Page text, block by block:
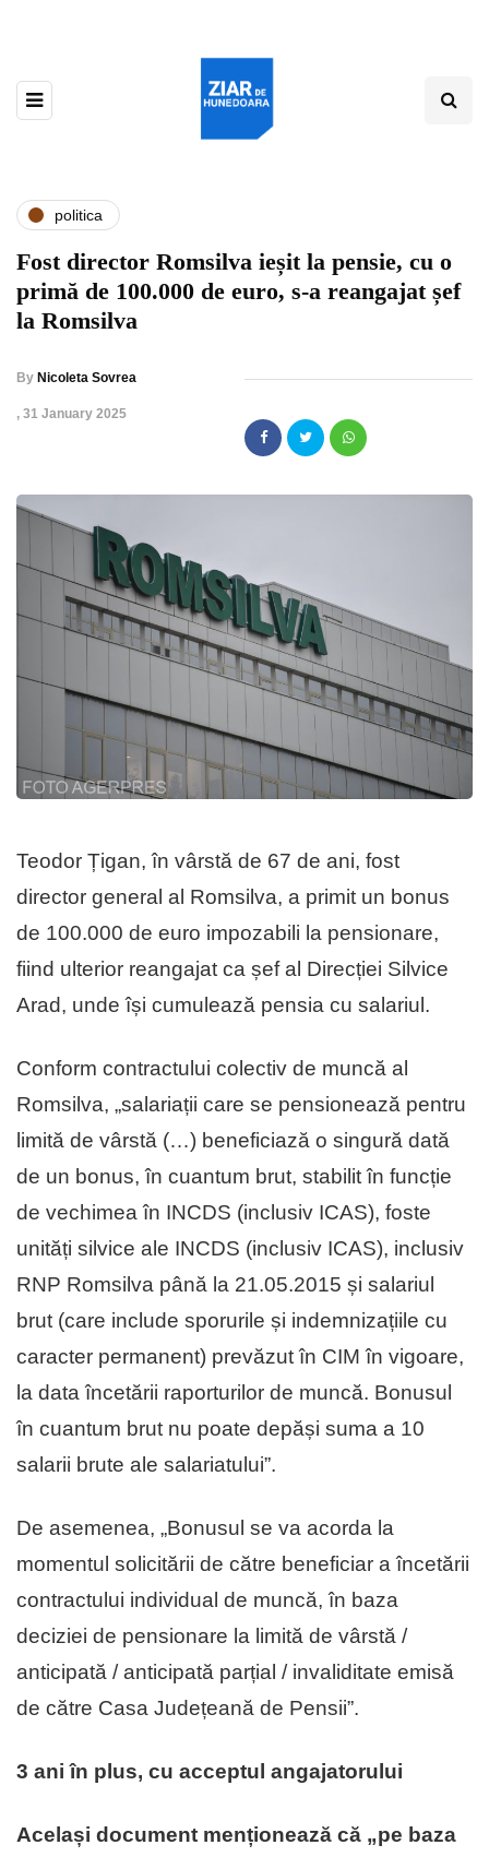
politica
Fost director Romsilva ieșit la pensie, cu o
primă de 100.000 de euro, s-a reangajat șef
la Romsilva
By Nicoleta Sovrea
, 31 January 2025
Teodor Țigan, în vârstă de 67 de ani, fost
director general al Romsilva, a primit un bonus
de 100.000 de euro impozabili la pensionare,
fiind ulterior reangajat ca șef al Direcției Silvice
Arad, unde își cumulează pensia cu salariul.
Conform contractului colectiv de muncă al
Romsilva, „salariații care se pensionează pentru
limită de vârstă (…) beneficiază o singură dată
de un bonus, în cuantum brut, stabilit în funcție
de vechimea în INCDS (inclusiv ICAS), foste
unități silvice ale INCDS (inclusiv ICAS), inclusiv
RNP Romsilva până la 21.05.2015 și salariul
brut (care include sporurile și indemnizațiile cu
caracter permanent) prevăzut în CIM în vigoare,
la data încetării raporturilor de muncă. Bonusul
în cuantum brut nu poate depăși suma a 10
salarii brute ale salariatului”.
De asemenea, „Bonusul se va acorda la
momentul solicitării de către beneficiar a încetării
contractului individual de muncă, în baza
deciziei de pensionare la limită de vârstă /
anticipată / anticipată parțial / invaliditate emisă
de către Casa Județeană de Pensii”.
3 ani în plus, cu acceptul angajatorului
Același document menționează că „pe baza